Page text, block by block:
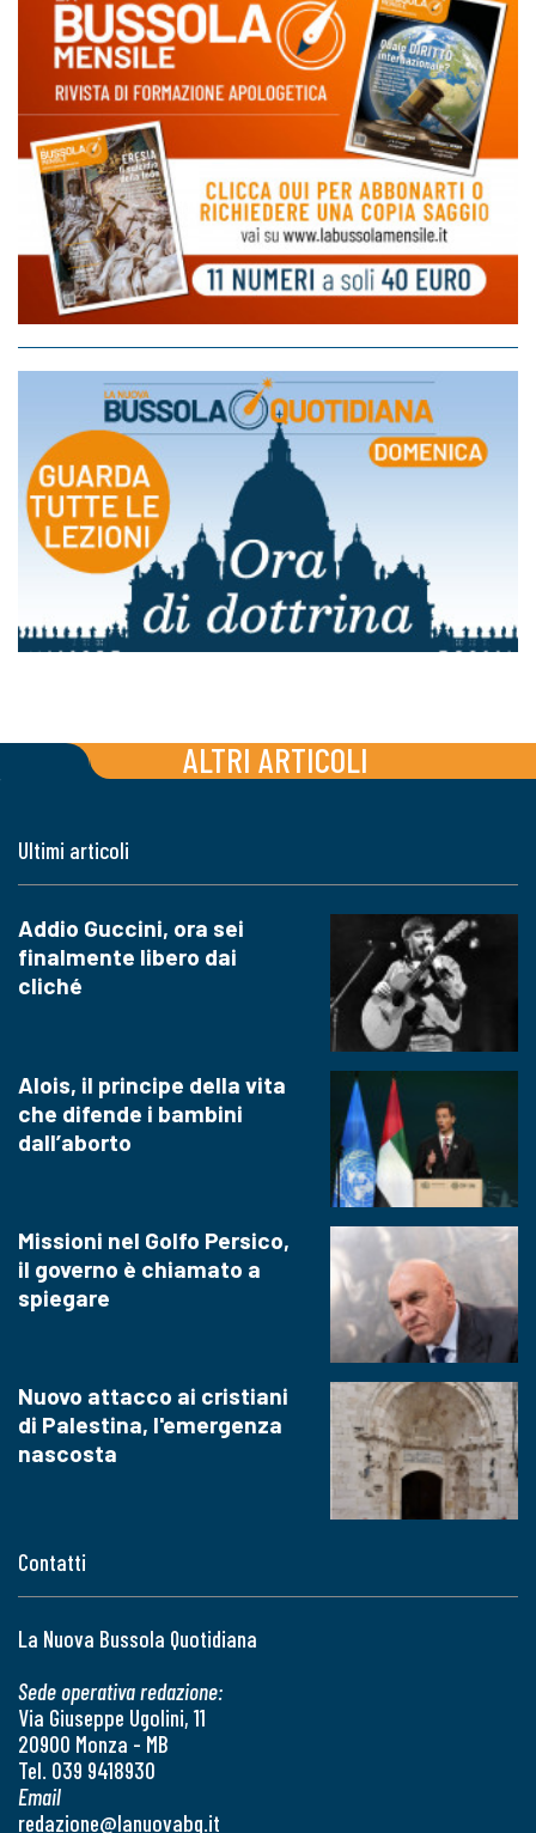
ALTRI ARTICOLI
Contatti
La Nuova Bussola Quotidiana
Sede operativa redazione:
Via Giuseppe Ugolini, 11
20900 Monza - MB
Tel. 039 9418930
Email
redazione@lanuovabq.it
Ultimi articoli
Addio Guccini, ora sei
finalmente libero dai
cliché
Alois, il principe della vita
che difende i bambini
dall’aborto
Missioni nel Golfo Persico,
il governo è chiamato a
spiegare
Nuovo attacco ai cristiani
di Palestina, l'emergenza
nascosta